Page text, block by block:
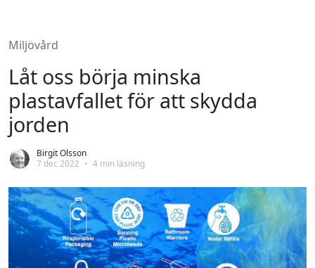
Miljövård
Låt oss börja minska
plastavfallet för att skydda
jorden
Birgit Olsson
7 dec 2022 • 4 min läsning